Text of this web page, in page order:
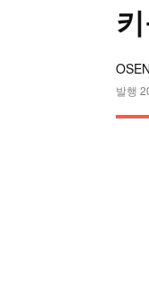
OSEN
발행